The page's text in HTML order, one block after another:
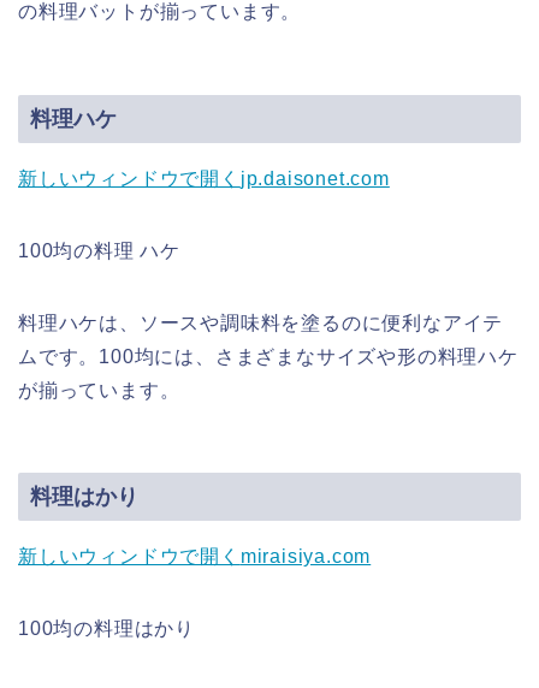
の料理バットが揃っています。
料理ハケ
新しいウィンドウで開く jp.daisonet.com
100均の料理 ハケ
料理ハケは、ソースや調味料を塗るのに便利なアイテ
ムです。100均には、さまざまなサイズや形の料理ハケ
が揃っています。
料理はかり
新しいウィンドウで開く miraisiya.com
100均の料理はかり